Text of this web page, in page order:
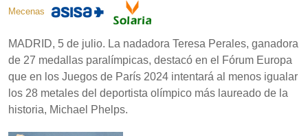
Mecenas
MADRID, 5 de julio. La nadadora Teresa Perales, ganadora
de 27 medallas paralímpicas, destacó en el Fórum Europa
que en los Juegos de París 2024 intentará al menos igualar
los 28 metales del deportista olímpico más laureado de la
historia, Michael Phelps.